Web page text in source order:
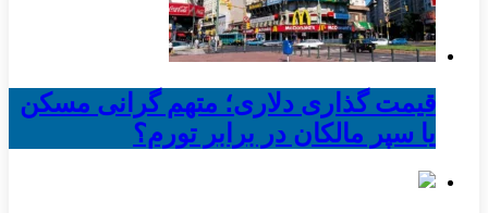
قیمت گذاری دلاری؛ متهم گرانی مسکن
یا سپر مالکان در برابر تورم؟